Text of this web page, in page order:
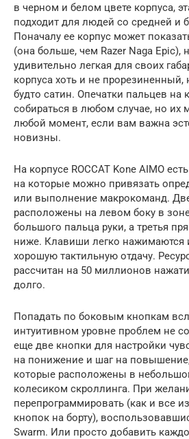
в черном и белом цвете корпуса,
подходит для людей со средней и
Поначалу ее корпус может
(она больше, чем Razer Naga Epic),
удивительно легкая для своих
корпуса хоть и не прорезиненный,
будто сатин. Опечатки пальцев на
собираться в любом случае, но их
любой момент, если вам важна
новизны.
На корпусе ROCCAT Kone AIMO
на которые можно привязать
или выполнение макрокоманд.
расположены на левом боку в
большого пальца руки, а третья
ниже. Клавиши легко нажимаются
хорошую тактильную отдачу.
рассчитан на 50 миллионов
долго.
Попадать по боковым кнопкам
интуитивном уровне проблем не
еще две кнопки для настройки
на понижение и шаг на
которые расположены в
колесиком скроллинга. При
перепрограммировать (как и все
кнопок на борту),
Swarm. Или просто добавить